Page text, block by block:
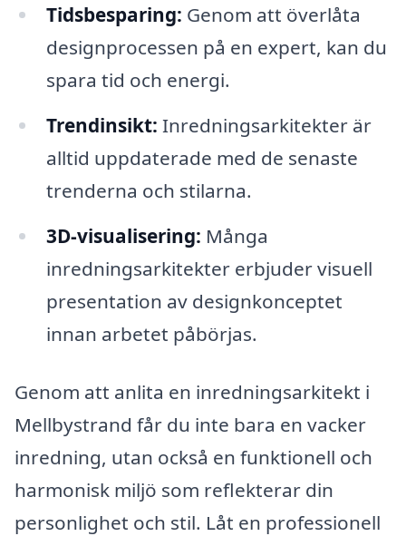
Tidsbesparing: Genom att överlåta
designprocessen på en expert, kan du
spara tid och energi.
Trendinsikt: Inredningsarkitekter är
alltid uppdaterade med de senaste
trenderna och stilarna.
3D-visualisering: Många
inredningsarkitekter erbjuder visuell
presentation av designkonceptet
innan arbetet påbörjas.
Genom att anlita en inredningsarkitekt i
Mellbystrand får du inte bara en vacker
inredning, utan också en funktionell och
harmonisk miljö som reflekterar din
personlighet och stil. Låt en professionell